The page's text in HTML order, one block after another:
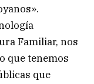
Familiar, nos
que tenemos
que